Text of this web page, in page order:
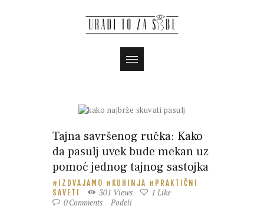
Tajna savršenog ručka: Kako
da pasulj uvek bude mekan uz
pomoć jednog tajnog sastojka
IZDVAJAMO KUHINJA
PRAKTIČNI
SAVETI
301 Views 1 Like
0Comments Podeli